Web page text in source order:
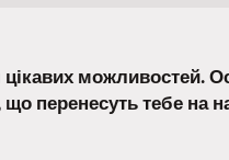
цікавих можливостей.
перенесуть тебе на